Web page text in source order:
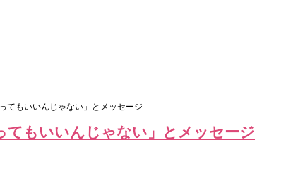
てもいいんじゃない」とメッセージ
てもいいんじゃない」とメッセージ